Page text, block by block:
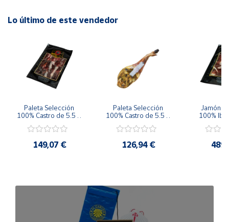
Lo último de este vendedor
Paleta Selección
100% Castro de 5.5 a
149,07 €
Paleta Selección
100% Castro de 5.5 a
126,94 €
Jamón
100%
8.5 Kg